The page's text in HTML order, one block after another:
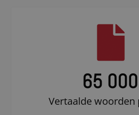
65 000
Vertaalde woorden